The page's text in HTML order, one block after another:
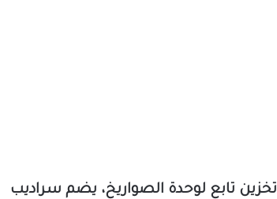
تابع لوحدة الصواريخ، يضم سراديب